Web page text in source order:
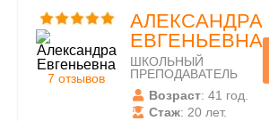
7 отзывов
АЛЕКСАНДРА
ЕВГЕНЬЕВНА
ШКОЛЬНЫЙ
ПРЕПОДАВАТЕЛЬ
Возраст: 41 год.
Стаж: 20 лет.